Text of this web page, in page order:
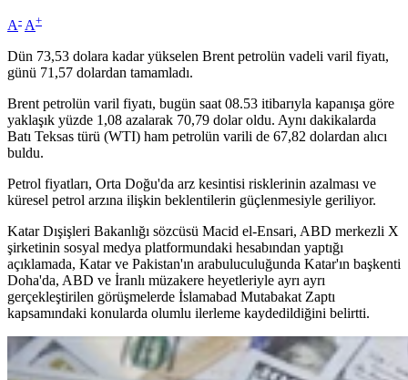
A- A+
Dün 73,53 dolara kadar yükselen Brent petrolün vadeli varil fiyatı,
günü 71,57 dolardan tamamladı.
Brent petrolün varil fiyatı, bugün saat 08.53 itibarıyla kapanışa göre
yaklaşık yüzde 1,08 azalarak 70,79 dolar oldu. Aynı dakikalarda
Batı Teksas türü (WTI) ham petrolün varili de 67,82 dolardan alıcı
buldu.
Petrol fiyatları, Orta Doğu'da arz kesintisi risklerinin azalması ve
küresel petrol arzına ilişkin beklentilerin güçlenmesiyle geriliyor.
Katar Dışişleri Bakanlığı sözcüsü Macid el-Ensari, ABD merkezli X
şirketinin sosyal medya platformundaki hesabından yaptığı
açıklamada, Katar ve Pakistan'ın arabuluculuğunda Katar'ın başkenti
Doha'da, ABD ve İranlı müzakere heyetleriyle ayrı ayrı
gerçekleştirilen görüşmelerde İslamabad Mutabakat Zaptı
kapsamındaki konularda olumlu ilerleme kaydedildiğini belirtti.